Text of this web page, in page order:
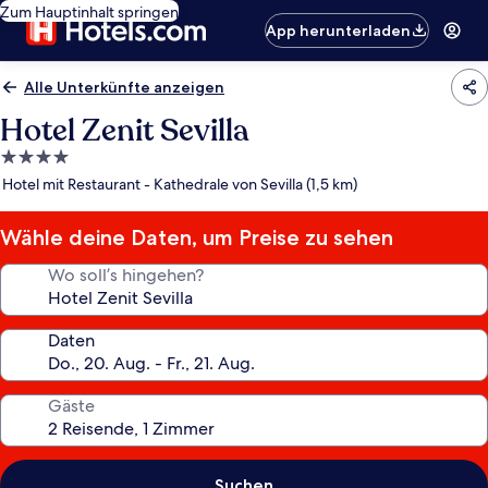
Zum Hauptinhalt springen
App herunterladen
Alle Unterkünfte anzeigen
Hotel Zenit Sevilla
4.0-
Sterne-
Hotel mit Restaurant - Kathedrale von Sevilla (1,5 km)
Wähle deine Daten, um Preise zu sehen
Wo soll’s hingehen?
Daten
Gäste